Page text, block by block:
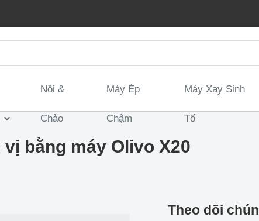
Nồi &
Chảo
Máy Ép
Chậm
Máy Xay Sinh
Tố
bằng máy Olivo X20
Theo dõi